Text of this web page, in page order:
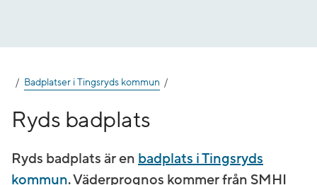
Badplatser i Tingsryds kommun
Ryds badplats
Ryds badplats är en badplats i Tingsryds
kommun. Väderprognos kommer från SMHI